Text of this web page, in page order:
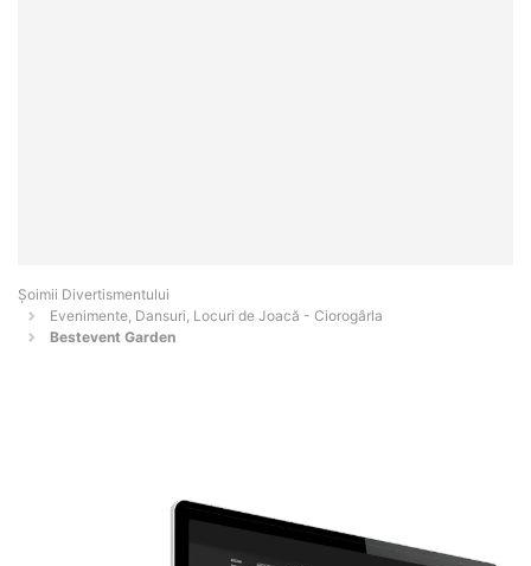
Şoimii Divertismentului
Evenimente, Dansuri, Locuri de Joacă - Ciorogârla
Bestevent Garden